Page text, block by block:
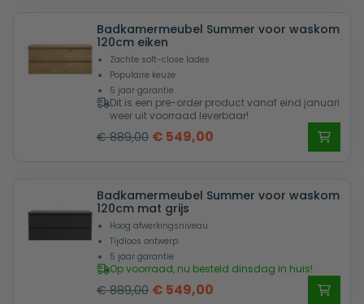
was:
€ 979,00.
is:
€ 655,00.
Badkamermeubel Summer voor waskom
120cm eiken
Zachte soft-close lades
Populaire keuze
5 jaar garantie
Dit is een pre-order product vanaf eind januari
weer uit voorraad leverbaar!
€889,00 Oorspronkelijke
was:
€ 889,00.
€ 549,00
is:
€ 549,00.
Badkamermeubel Summer voor waskom
120cm mat grijs
Hoog afwerkingsniveau
Tijdloos ontwerp
5 jaar garantie
Op voorraad, nu besteld dinsdag in huis!
€889,00 Oorspronkelijke
€ 549,00